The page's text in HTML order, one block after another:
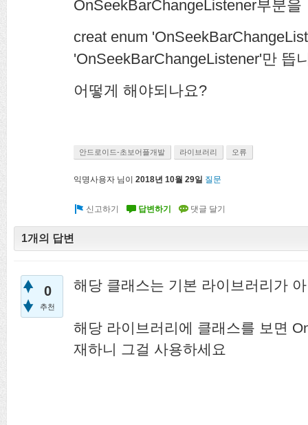
OnSeekBarChangeListener부분
creat enum
'OnSeekBarChangeListener'만 뜹
어떻게 해야되나요?
안드로이드-초보어플개발 라이브러리 오류
익명사용자 님이 2018년 10월 29일 질문
1개의 답변
0
추천
해당 클래스는 기본 라이브러리가
해당 라이브러리에 클래스를 보면
재하니 그걸 사용하세요